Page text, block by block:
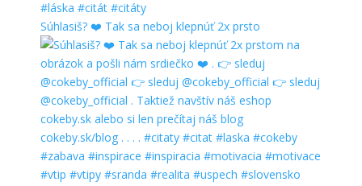
Súhlasiš? ❤️ Tak sa neboj klepnúť 2x prsto